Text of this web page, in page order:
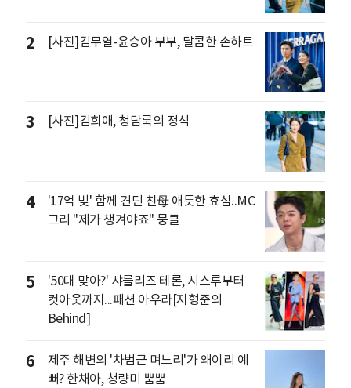
2 [사진]김무열-윤승아 부부, 달콤한 손하트
3 [사진]김희애, 청담룩의 정석
4
'17억 빚' 함께 견딘 친母 애틋한 효심..MC
그리 "제가 챙겨야죠" 뭉클
5
'50대 맞아?' 샤를리즈 테론, 시스루부터
컷아웃까지...패션 아우라[지형준의
Behind]
6
제주 해변의 '차범근 며느리'가 왜이리 예
뻐? 한채아, 청량미 뿜뿜